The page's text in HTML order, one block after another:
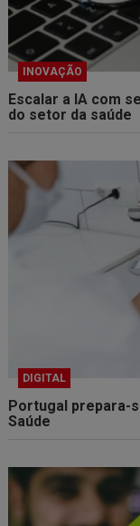
INOVAÇÃO
Escalar a IA com
do setor da saúde
DIGITAL
Portugal prepara-
Saúde